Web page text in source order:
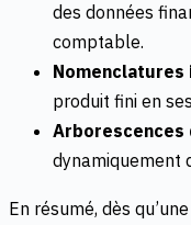
des données
comptable.
produit fini en
Arborescences
dynamiquement
En résumé, dès